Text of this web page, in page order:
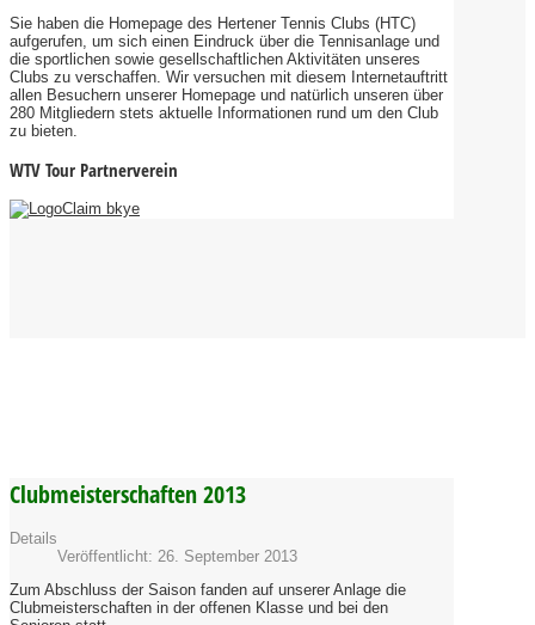
Sie haben die Homepage des Hertener Tennis Clubs (HTC)
aufgerufen, um sich einen Eindruck über die Tennisanlage und
die sportlichen sowie gesellschaftlichen Aktivitäten unseres
Clubs zu verschaffen. Wir versuchen mit diesem Internetauftritt
allen Besuchern unserer Homepage und natürlich unseren über
280 Mitgliedern stets aktuelle Informationen rund um den Club
zu bieten.
WTV Tour Partnerverein
Clubmeisterschaften 2013
Details
Veröffentlicht: 26. September 2013
Zum Abschluss der Saison fanden auf unserer Anlage die
Clubmeisterschaften in der offenen Klasse und bei den